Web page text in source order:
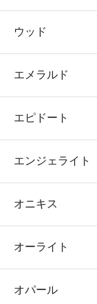
ウッド
エメラルド
エピドート
エンジェライト
オニキス
オーライト
オパール